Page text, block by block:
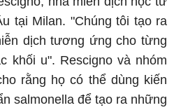
tại Milan. "Chúng tôi tạo ra
dịch tương ứng cho từng
khối u". Rescigno và nhóm
rằng họ có thể dùng kiến
salmonella để tạo ra những